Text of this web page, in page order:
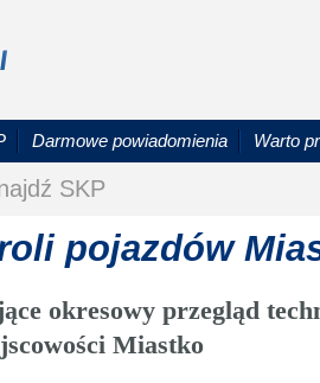
Darmowe powiadomienia Warto
SKP
pojazdów
okresowy przegląd
Miastko